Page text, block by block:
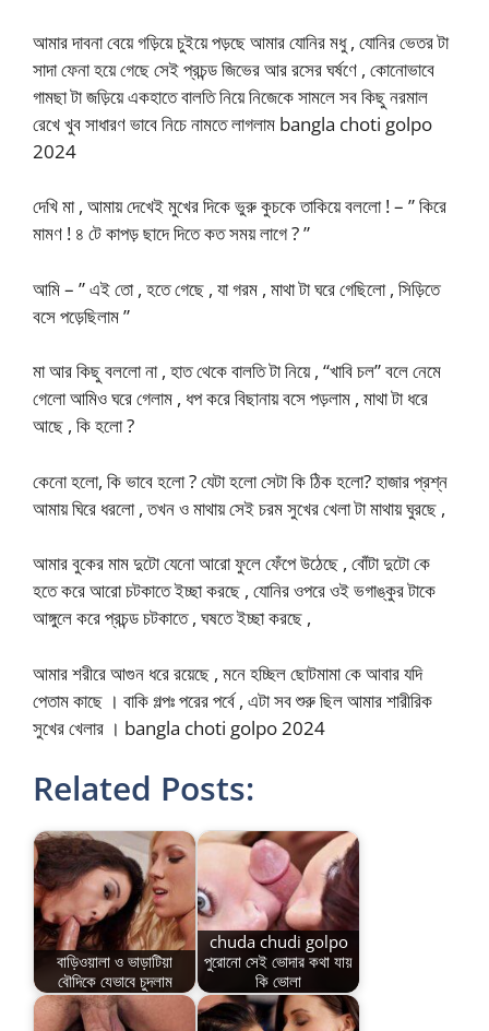
আমার দাবনা বেয়ে গড়িয়ে চুইয়ে পড়ছে আমার যোনির মধু , যোনির ভেতর টা
সাদা ফেনা হয়ে গেছে সেই প্রচন্ড জিভের আর রসের ঘর্ষণে , কোনোভাবে
গামছা টা জড়িয়ে একহাতে বালতি নিয়ে নিজেকে সামলে সব কিছু নরমাল
রেখে খুব সাধারণ ভাবে নিচে নামতে লাগলাম bangla choti golpo
2024
দেখি মা , আমায় দেখেই মুখের দিকে ভুরু কুচকে তাকিয়ে বললো ! – ” কিরে
মামণ ! ৪ টে কাপড় ছাদে দিতে কত সময় লাগে ? ”
আমি – ” এই তো , হতে গেছে , যা গরম , মাথা টা ঘরে গেছিলো , সিড়িতে
বসে পড়েছিলাম ”
মা আর কিছু বললো না , হাত থেকে বালতি টা নিয়ে , “খাবি চল” বলে নেমে
গেলো আমিও ঘরে গেলাম , ধপ করে বিছানায় বসে পড়লাম , মাথা টা ধরে
আছে , কি হলো ?
কেনো হলো, কি ভাবে হলো ? যেটা হলো সেটা কি ঠিক হলো? হাজার প্রশ্ন
আমায় ঘিরে ধরলো , তখন ও মাথায় সেই চরম সুখের খেলা টা মাথায় ঘুরছে ,
আমার বুকের মাম দুটো যেনো আরো ফুলে ফেঁপে উঠেছে , বোঁটা দুটো কে
হতে করে আরো চটকাতে ইচ্ছা করছে , যোনির ওপরে ওই ভগাঙ্কুর টাকে
আঙ্গুলে করে প্রচন্ড চটকাতে , ঘষতে ইচ্ছা করছে ,
আমার শরীরে আগুন ধরে রয়েছে , মনে হচ্ছিল ছোটমামা কে আবার যদি
পেতাম কাছে । বাকি গল্পঃ পরের পর্বে , এটা সব শুরু ছিল আমার শারীরিক
সুখের খেলার । bangla choti golpo 2024
Related Posts:
বাড়িওয়ালা ও ভাড়াটিয়া
বৌদিকে যেভাবে চুদলাম
chuda chudi golpo
পুরোনো সেই ভোদার কথা যায়
কি ভোলা